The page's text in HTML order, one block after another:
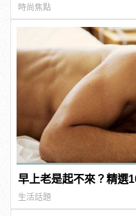
時尚焦點
早上老是起不來？精選
生活話題